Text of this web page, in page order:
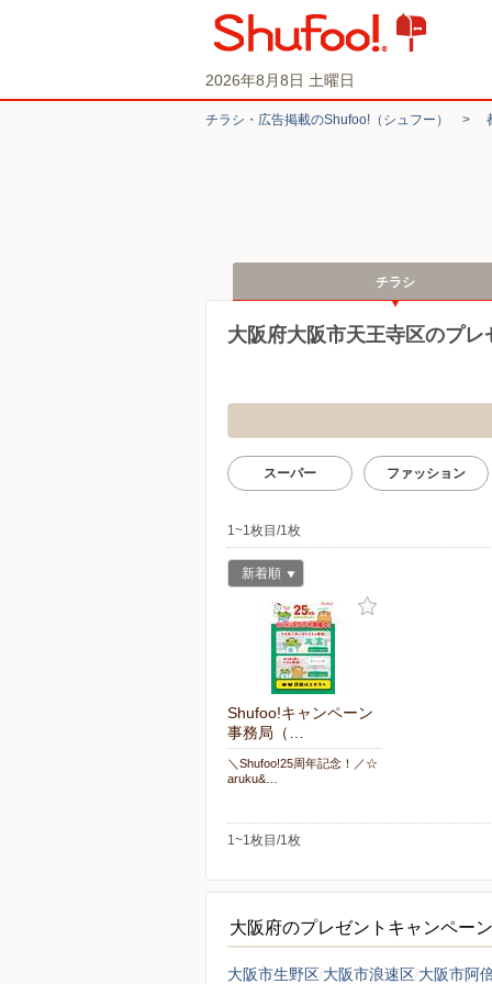
2026年8月8日 土曜日
チラシ・​広告掲載の​Shufoo!​（シュフー） >
チラシ
大阪府大阪市天王寺区のプ
スーパー ファッション
1~1枚目/1枚
新着順
Shufoo!キャンペーン
事務局（…
＼Shufoo!25周年記念！／☆
aruku&…
1~1枚目/1枚
大阪府のプレゼントキャンペー
大阪市生野区 大阪市浪速区 大阪市阿